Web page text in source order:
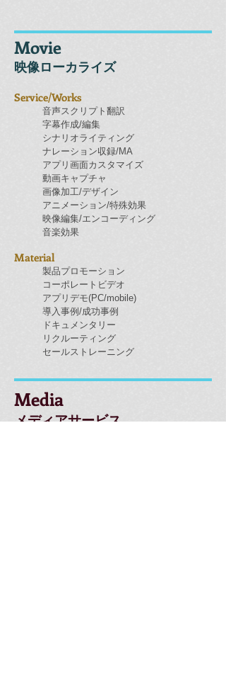
Movie
映像ローカライズ
Service/Works
音声スクリプト翻訳
字幕作成/編集
シナリオライティング
ナレーション収録/MA
アプリ画面カスタマイズ
動画キャプチャ
画像加工/デザイン
アニメーション/特殊効果
映像編集/エンコーディング
音楽効果
Material
製品プロモーション
コーポレートビデオ
アプリデモ(PC/mobile)
導入事例/成功事例
ドキュメンタリー
リクルーティング
セールストレーニング
Media
メディアサービス